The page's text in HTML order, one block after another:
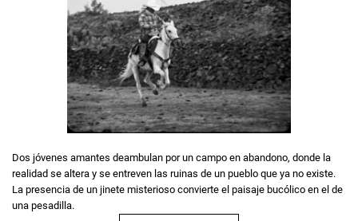
Dos jóvenes amantes deambulan por un campo en abandono, donde la
realidad se altera y se entreven las ruinas de un pueblo que ya no existe.
La presencia de un jinete misterioso convierte el paisaje bucólico en el de
una pesadilla.